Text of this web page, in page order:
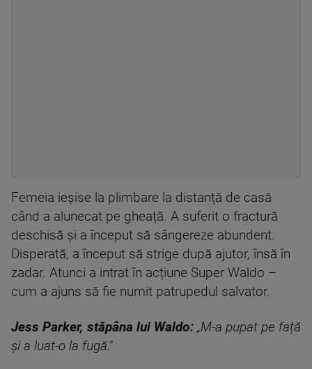
Femeia ieșise la plimbare la distanță de casă
când a alunecat pe gheață. A suferit o fractură
deschisă și a început să sângereze abundent.
Disperată, a început să strige după ajutor, însă în
zadar. Atunci a intrat în acțiune Super Waldo –
cum a ajuns să fie numit patrupedul salvator.
Jess Parker, stăpâna lui Waldo: „M-a pupat pe față
și a luat-o la fugă."